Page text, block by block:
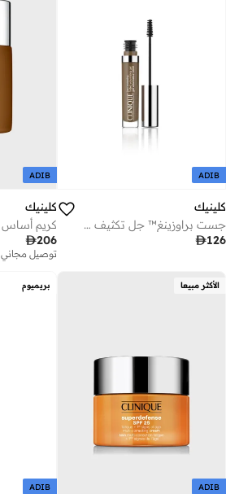
ADIB
كلينيك
جست براوزينغ™ جل تكثيف الحواجب الملون - بني بارد
126
ADIB
كلينيك
206
توصيل مجاني
الأكثر مبيعا
ADIB
بريميوم
ADIB